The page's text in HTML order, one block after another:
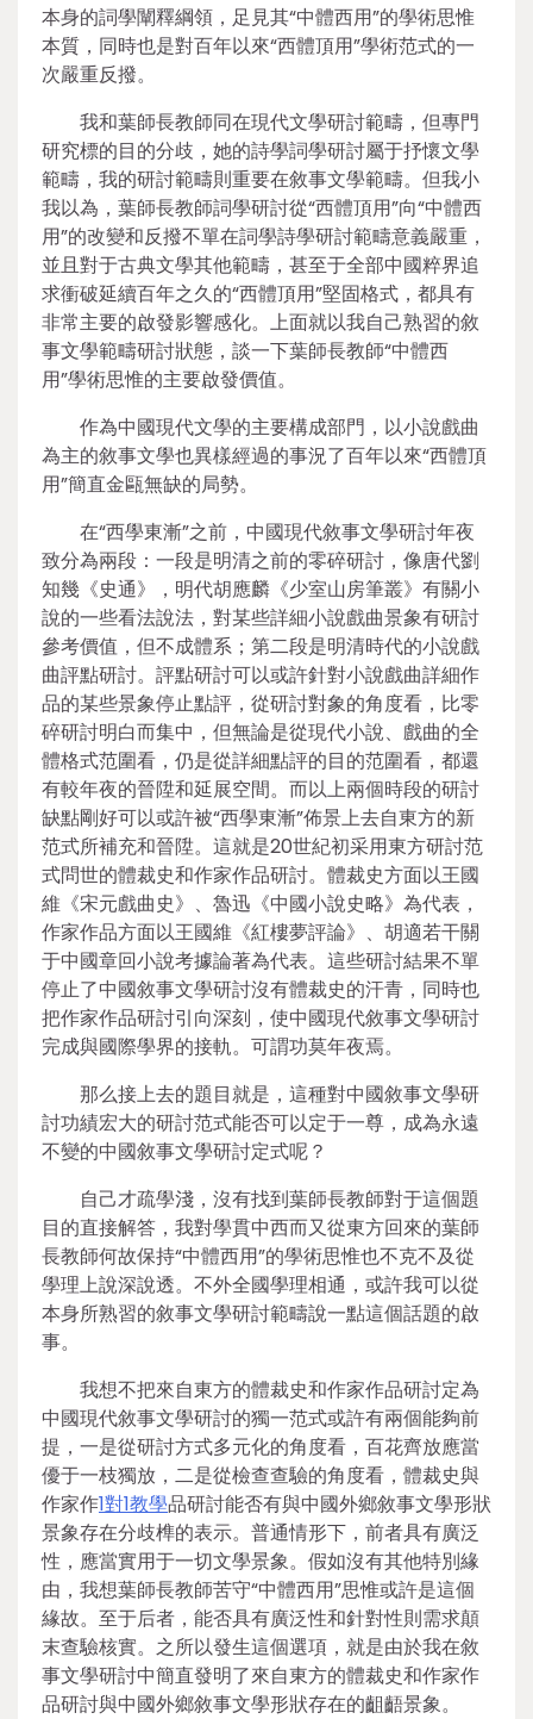
本身的詞學闡釋綱領，足見其“中體西用”的學術思惟
本質，同時也是對百年以來“西體頂用”學術范式的一
次嚴重反撥。
我和葉師長教師同在現代文學研討範疇，但專門
研究標的目的分歧，她的詩學詞學研討屬于抒懷文學
範疇，我的研討範疇則重要在敘事文學範疇。但我小
我以為，葉師長教師詞學研討從“西體頂用”向“中體西
用”的改變和反撥不單在詞學詩學研討範疇意義嚴重，
並且對于古典文學其他範疇，甚至于全部中國粹界追
求衝破延續百年之久的“西體頂用”堅固格式，都具有
非常主要的啟發影響感化。上面就以我自己熟習的敘
事文學範疇研討狀態，談一下葉師長教師“中體西
用”學術思惟的主要啟發價值。
作為中國現代文學的主要構成部門，以小說戲曲
為主的敘事文學也異樣經過的事況了百年以來“西體頂
用”簡直金甌無缺的局勢。
在“西學東漸”之前，中國現代敘事文學研討年夜
致分為兩段：一段是明清之前的零碎研討，像唐代劉
知幾《史通》，明代胡應麟《少室山房筆叢》有關小
說的一些看法說法，對某些詳細小說戲曲景象有研討
參考價值，但不成體系；第二段是明清時代的小說戲
曲評點研討。評點研討可以或許針對小說戲曲詳細作
品的某些景象停止點評，從研討對象的角度看，比零
碎研討明白而集中，但無論是從現代小說、戲曲的全
體格式范圍看，仍是從詳細點評的目的范圍看，都還
有較年夜的晉陞和延展空間。而以上兩個時段的研討
缺點剛好可以或許被“西學東漸”佈景上去自東方的新
范式所補充和晉陞。這就是20世紀初采用東方研討范
式問世的體裁史和作家作品研討。體裁史方面以王國
維《宋元戲曲史》、魯迅《中國小說史略》為代表，
作家作品方面以王國維《紅樓夢評論》、胡適若干關
于中國章回小說考據論著為代表。這些研討結果不單
停止了中國敘事文學研討沒有體裁史的汗青，同時也
把作家作品研討引向深刻，使中國現代敘事文學研討
完成與國際學界的接軌。可謂功莫年夜焉。
那么接上去的題目就是，這種對中國敘事文學研
討功績宏大的研討范式能否可以定于一尊，成為永遠
不變的中國敘事文學研討定式呢？
自己才疏學淺，沒有找到葉師長教師對于這個題
目的直接解答，我對學貫中西而又從東方回來的葉師
長教師何故保持“中體西用”的學術思惟也不克不及從
學理上說深說透。不外全國學理相通，或許我可以從
本身所熟習的敘事文學研討範疇說一點這個話題的啟
事。
我想不把來自東方的體裁史和作家作品研討定為
中國現代敘事文學研討的獨一范式或許有兩個能夠前
提，一是從研討方式多元化的角度看，百花齊放應當
優于一枝獨放，二是從檢查查驗的角度看，體裁史與
作家作1對1教學品研討能否有與中國外鄉敘事文學形狀
景象存在分歧榫的表示。普通情形下，前者具有廣泛
性，應當實用于一切文學景象。假如沒有其他特別緣
由，我想葉師長教師苦守“中體西用”思惟或許是這個
緣故。至于后者，能否具有廣泛性和針對性則需求顛
末查驗核實。之所以發生這個選項，就是由於我在敘
事文學研討中簡直發明了來自東方的體裁史和作家作
品研討與中國外鄉敘事文學形狀存在的齟齬景象。